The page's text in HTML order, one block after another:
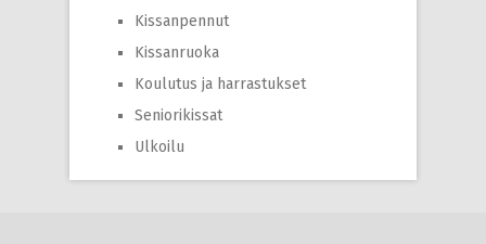
Kissanpennut
Kissanruoka
Koulutus ja harrastukset
Seniorikissat
Ulkoilu